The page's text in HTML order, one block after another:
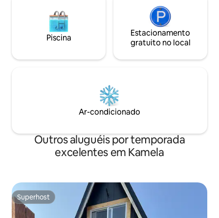
Piscina
Estacionamento
gratuito no local
Ar-condicionado
Outros aluguéis por temporada
excelentes em Kamela
Superhost
Superhost